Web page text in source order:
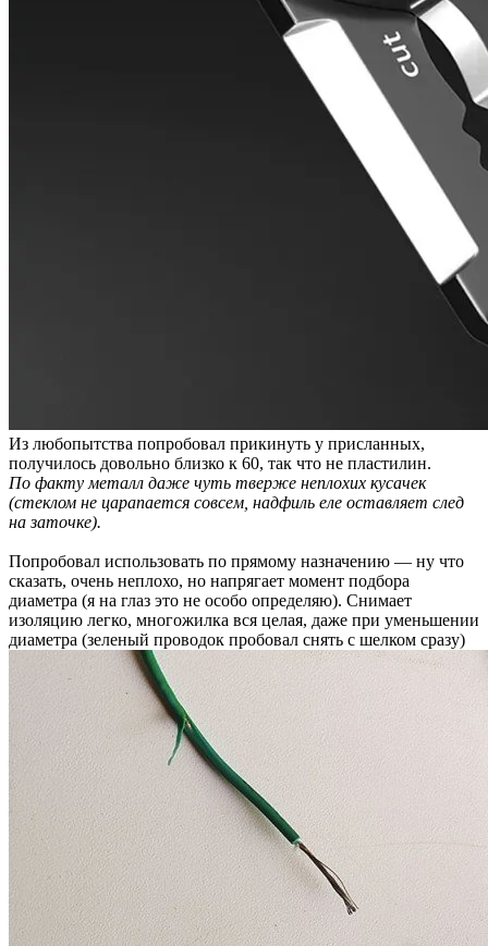
Из любопытства попробовал прикинуть у присланных,
получилось довольно близко к 60, так что не пластилин.
По факту металл даже чуть тверже неплохих кусачек
(стеклом не царапается совсем, надфиль еле оставляет след
на заточке).
Попробовал использовать по прямому назначению — ну что
сказать, очень неплохо, но напрягает момент подбора
диаметра (я на глаз это не особо определяю). Снимает
изоляцию легко, многожилка вся целая, даже при уменьшении
диаметра (зеленый проводок пробовал снять с шелком сразу)